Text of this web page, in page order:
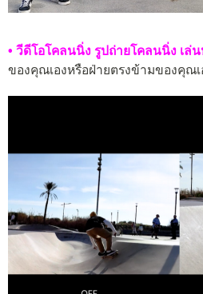
• วีดีโอโคลนนิ่ง รูปถ่ายโคลนนิ่ง เล่
ของคุณเองหรือฝ่ายตรงข้ามของคุณเ